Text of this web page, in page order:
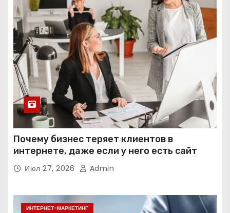
Почему бизнес теряет клиентов в
интернете, даже если у него есть сайт
Июл 27, 2026 Admin
ИНТЕРНЕТ-МАРКЕТИНГ